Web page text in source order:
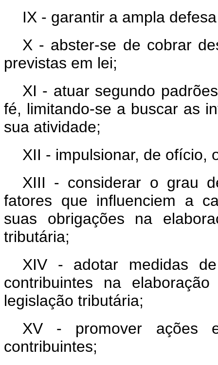
IX - garantir a ampla
X - abster-se de cobrar
previstas em lei;
XI - atuar segundo
fé, limitando-se a buscar as
sua atividade;
XII - impulsionar, de ofício,
XIII - considerar o grau
fatores que influenciem a
suas obrigações na
tributária;
XIV - adotar medidas
contribuintes na
legislação tributária;
XV - promover ações
contribuintes;